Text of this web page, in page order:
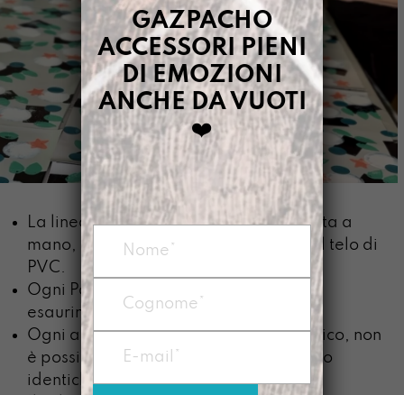
La linea LLumi è completamente dipinta a
mano, è lo spazio senza filtri tra me e il telo di
PVC.
Ogni Patter rimarrà disponibile fino ad
esaurimento telo
Ogni articolo sarò di fatto un pezzo unico, non
è possibile ottenere due porzioni di telo
identiche tra loro.
GAZPACHO
ACCESSORI PIENI
DI EMOZIONI
ANCHE DA VUOTI
❤️